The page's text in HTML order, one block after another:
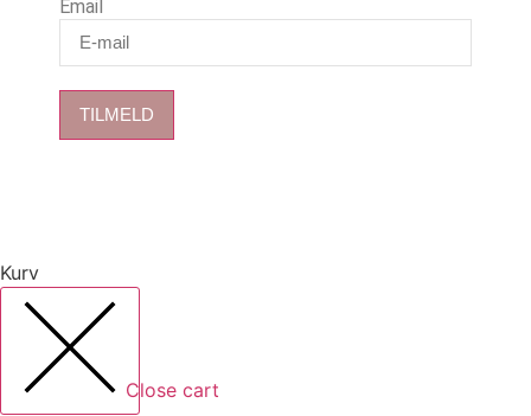
Email
TILMELD
Kurv
Close cart